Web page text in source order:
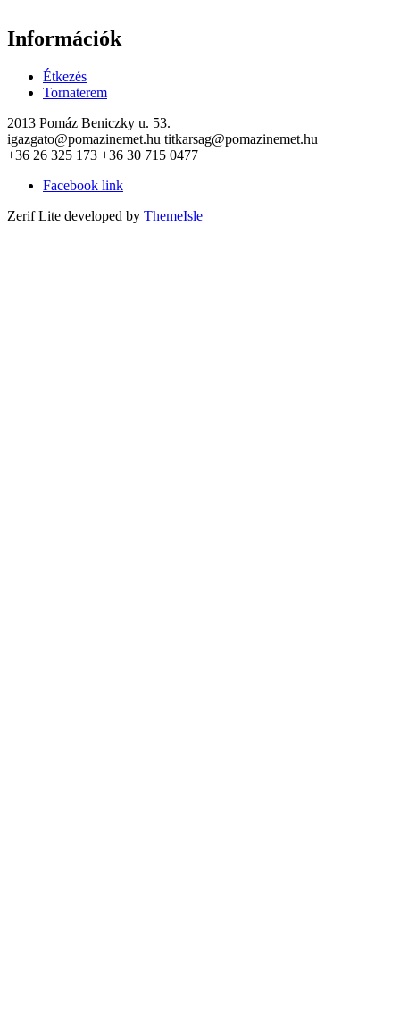
Információk
Étkezés
Tornaterem
2013 Pomáz Beniczky u. 53.
igazgato@pomazinemet.hu titkarsag@pomazinemet.hu
+36 26 325 173 +36 30 715 0477
Facebook link
Zerif Lite developed by ThemeIsle